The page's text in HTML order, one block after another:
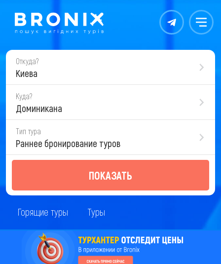
Контакты Меню
Откуда?
Киева
Куда?
Доминикана
Тип тура
Раннее бронирование туров
ПОКАЗАТЬ
Горящие туры Туры